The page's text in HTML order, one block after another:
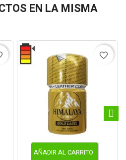
EN LA MISMA
AÑADIR AL CARRITO
favorite_border